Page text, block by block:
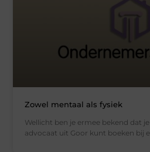
Zowel mentaal als fysiek
Wellicht ben je ermee bekend dat
advocaat uit Goor kunt boeken bij